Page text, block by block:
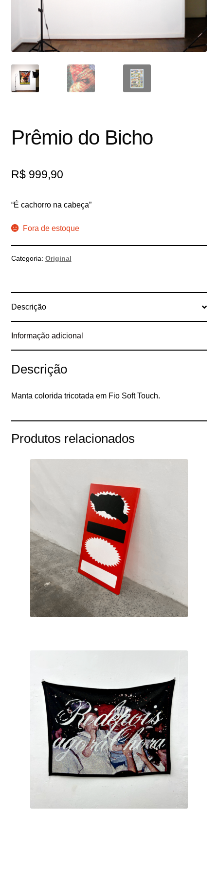
Prêmio do Bicho
R$999,90
“É cachorro na cabeça”
Fora de estoque
Categoria: Original
Descrição
Informação adicional
Descrição
Manta colorida tricotada em Fio Soft Touch.
Produtos relacionados